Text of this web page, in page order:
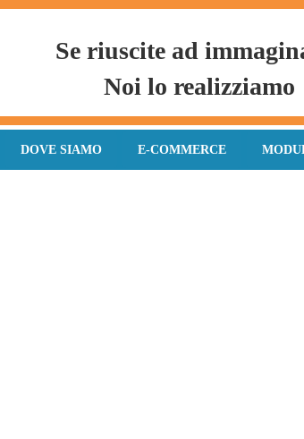
Se riuscite ad
Noi lo realizziamo
DOVE SIAMO E-COMMERCE